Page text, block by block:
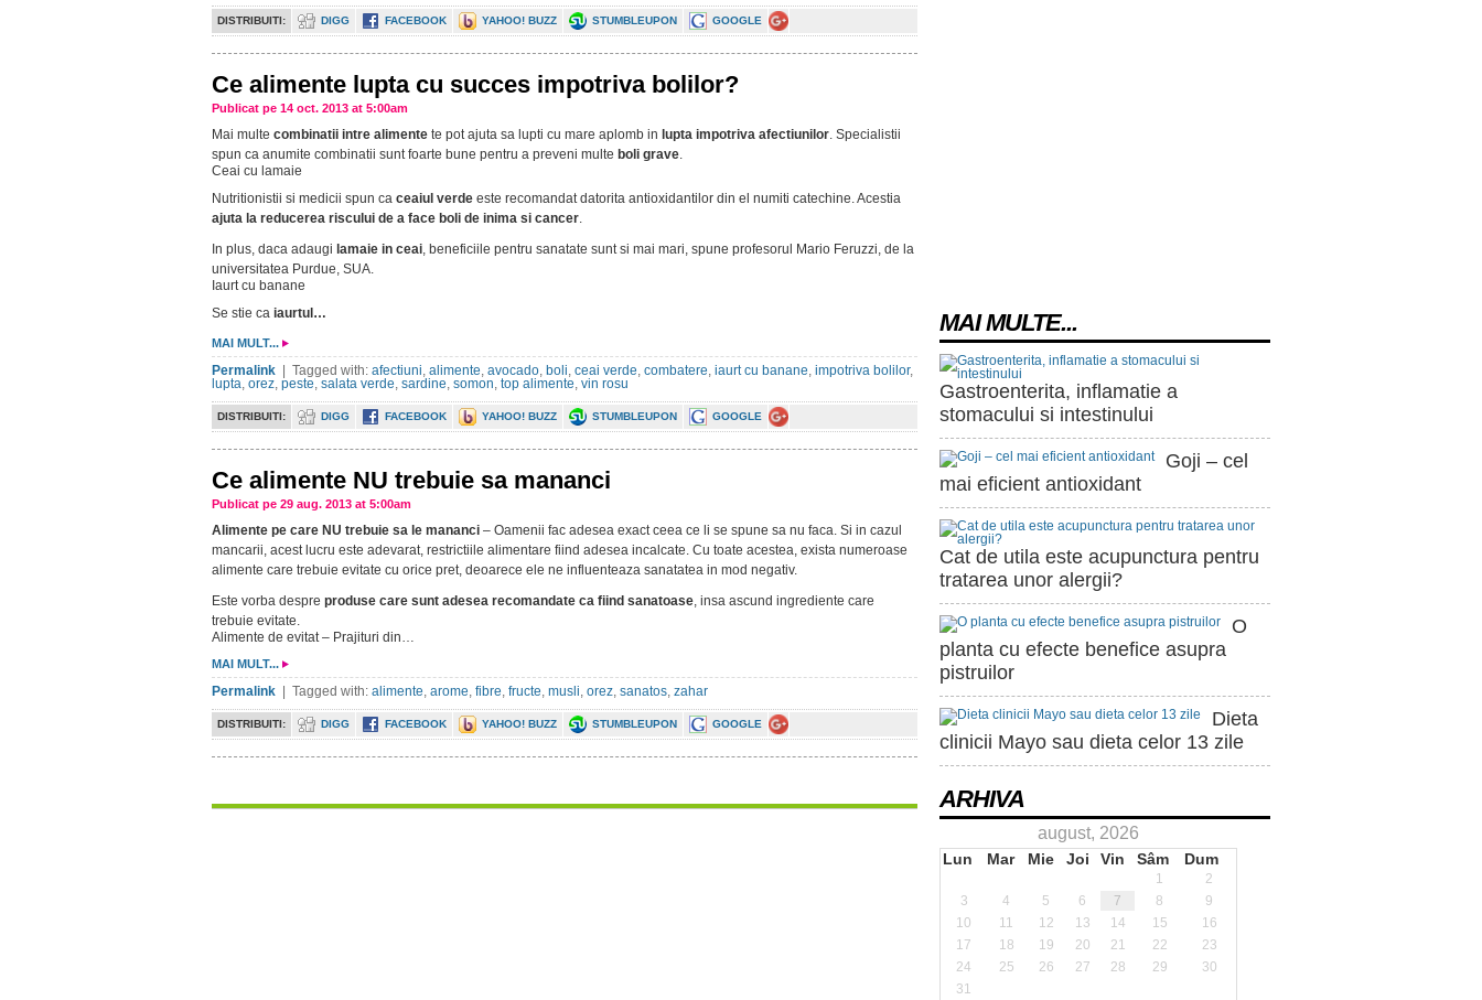
DISTRIBUITI: DIGG FACEBOOK YAHOO! BUZZ STUMBLEUPON GOOGLE
Ce alimente lupta cu succes impotriva bolilor?
Publicat pe 14 oct. 2013 at 5:00am
Mai multe combinatii intre alimente te pot ajuta sa lupti cu mare aplomb in lupta impotriva afectiunilor. Specialistii
spun ca anumite combinatii sunt foarte bune pentru a preveni multe boli grave.
Ceai cu lamaie
Nutritionistii si medicii spun ca ceaiul verde este recomandat datorita antioxidantilor din el numiti catechine. Acestia
ajuta la reducerea riscului de a face boli de inima si cancer.
In plus, daca adaugi lamaie in ceai, beneficiile pentru sanatate sunt si mai mari, spune profesorul Mario Feruzzi, de la
universitatea Purdue, SUA.
Iaurt cu banane
Se stie ca iaurtul…
MAI MULT...
Permalink | Tagged with: afectiuni, alimente, avocado, boli, ceai verde, combatere, iaurt cu banane, impotriva bolilor,
lupta, orez, peste, salata verde, sardine, somon, top alimente, vin rosu
DISTRIBUITI: DIGG FACEBOOK YAHOO! BUZZ STUMBLEUPON GOOGLE
Ce alimente NU trebuie sa mananci
Publicat pe 29 aug. 2013 at 5:00am
Alimente pe care NU trebuie sa le mananci – Oamenii fac adesea exact ceea ce li se spune sa nu faca. Si in cazul
mancarii, acest lucru este adevarat, restrictiile alimentare fiind adesea incalcate. Cu toate acestea, exista numeroase
alimente care trebuie evitate cu orice pret, deoarece ele ne influenteaza sanatatea in mod negativ.
Este vorba despre produse care sunt adesea recomandate ca fiind sanatoase, insa ascund ingrediente care
trebuie evitate.
Alimente de evitat – Prajituri din…
MAI MULT...
Permalink | Tagged with: alimente, arome, fibre, fructe, musli, orez, sanatos, zahar
DISTRIBUITI: DIGG FACEBOOK YAHOO! BUZZ STUMBLEUPON GOOGLE
MAI MULTE...
Gastroenterita, inflamatie a
stomacului si intestinului
Goji – cel
mai eficient antioxidant
Cat de utila este acupunctura pentru
tratarea unor alergii?
O
planta cu efecte benefice asupra
pistruilor
Dieta
clinicii Mayo sau dieta celor 13 zile
ARHIVA
august, 2026
Lun Mar Mie Joi Vin Sâm Dum
1
2
3
4 5 6 7 8
9
10
11 12 13 14 15
16
17
18 19 20 21 22
23
24
25 26 27 28 29
30
31